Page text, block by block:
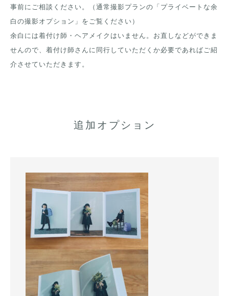
事前にご相談ください。（通常撮影プランの「プライベートな余
白の撮影オプション」をご覧ください）
余白には着付け師・ヘアメイクはいません。お直しなどができま
せんので、着付け師さんに同行していただくか必要であればご紹
介させていただきます。
追加オプション